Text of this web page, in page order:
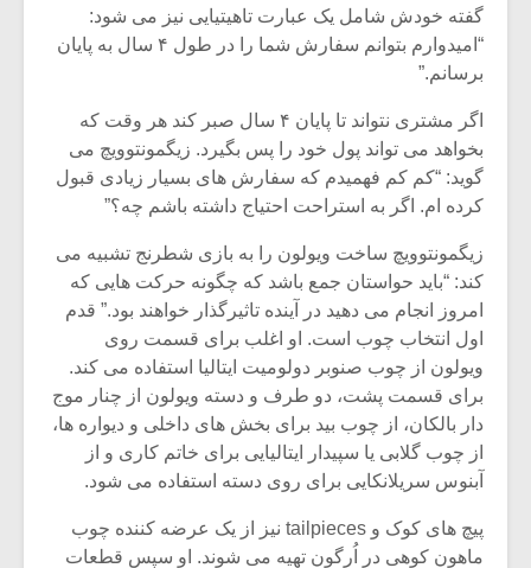
گفته خودش شامل یک عبارت تاهیتیایی نیز می شود:
“امیدوارم بتوانم سفارش شما را در طول ۴ سال به پایان
برسانم.”
اگر مشتری نتواند تا پایان ۴ سال صبر کند هر وقت که
بخواهد می تواند پول خود را پس بگیرد. زیگمونتوویچ می
گوید: “کم کم فهمیدم که سفارش های بسیار زیادی قبول
کرده ام. اگر به استراحت احتیاج داشته باشم چه؟”
زیگمونتوویچ ساخت ویولون را به بازی شطرنج تشبیه می
کند: “باید حواستان جمع باشد که چگونه حرکت هایی که
امروز انجام می دهید در آینده تاثیرگذار خواهند بود.” قدم
اول انتخاب چوب است. او اغلب برای قسمت روی
ویولون از چوب صنوبر دولومیت ایتالیا استفاده می کند.
برای قسمت پشت، دو طرف و دسته ویولون از چنار موج
دار بالکان، از چوب بید برای بخش های داخلی و دیواره ها،
از چوب گلابی یا سپیدار ایتالیایی برای خاتم کاری و از
آبنوس سریلانکایی برای روی دسته استفاده می شود.
پیچ های کوک و tailpieces نیز از یک عرضه کننده چوب
ماهون کوهی در اُرگون تهیه می شوند. او سپس قطعات
اگر نمی توانی
مشهورترین باشی،
سکانسی
موسیقی